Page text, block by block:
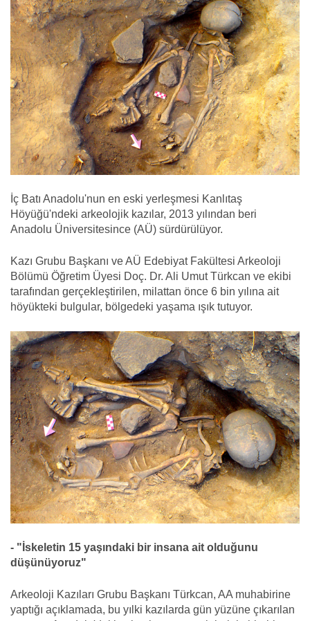
İç Batı Anadolu'nun en eski yerleşmesi Kanlıtaş
Höyüğü'ndeki arkeolojik kazılar, 2013 yılından beri
Anadolu Üniversitesince (AÜ) sürdürülüyor.
Kazı Grubu Başkanı ve AÜ Edebiyat Fakültesi Arkeoloji
Bölümü Öğretim Üyesi Doç. Dr. Ali Umut Türkcan ve ekibi
tarafından gerçekleştirilen, milattan önce 6 bin yılına ait
höyükteki bulgular, bölgedeki yaşama ışık tutuyor.
- "İskeletin 15 yaşındaki bir insana ait olduğunu
düşünüyoruz"
Arkeoloji Kazıları Grubu Başkanı Türkcan, AA muhabirine
yaptığı açıklamada, bu yılki kazılarda gün yüzüne çıkarılan